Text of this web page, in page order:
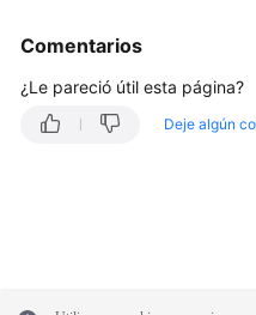
Comentarios
¿Le pareció útil esta página?
Deje algún